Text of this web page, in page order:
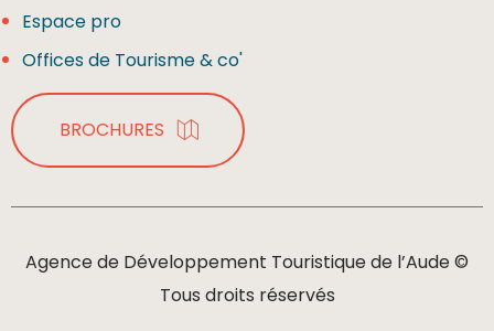
Espace pro
Offices de Tourisme & co'
BROCHURES
Agence de Développement Touristique de l’Aude ©
Tous droits réservés